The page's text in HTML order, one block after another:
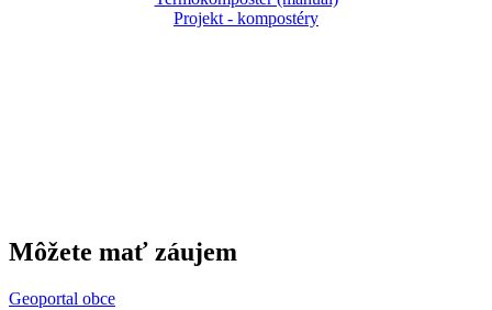
Projekt - kompostéry
Môžete mať záujem
Geoportal obce